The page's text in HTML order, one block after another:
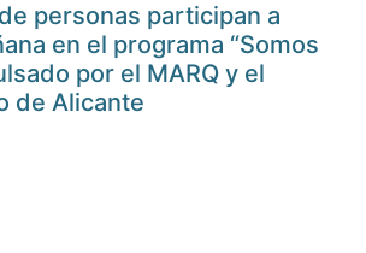
personas participan a
en el programa “Somos
por el MARQ y el
de Alicante